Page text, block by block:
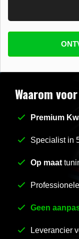
Stel uw vraag*
Waarom
Premium
Specialist in
Op maat
Geen
Leverancier